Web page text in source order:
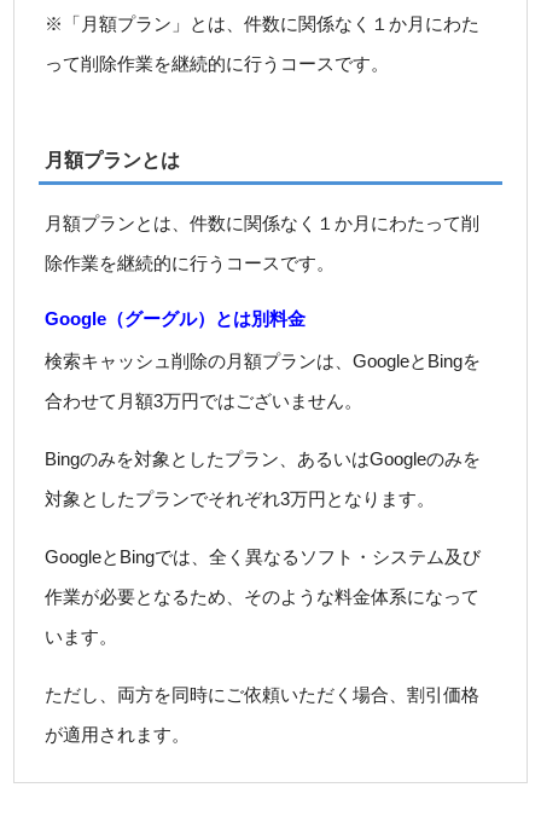
※「月額プラン」とは、件数に関係なく１か月にわた
って削除作業を継続的に行うコースです。
月額プランとは
月額プランとは、件数に関係なく１か月にわたって削
除作業を継続的に行うコースです。
Google（グーグル）とは別料金
検索キャッシュ削除の月額プランは、GoogleとBingを
合わせて月額3万円ではございません。
Bingのみを対象としたプラン、あるいはGoogleのみを
対象としたプランでそれぞれ3万円となります。
GoogleとBingでは、全く異なるソフト・システム及び
作業が必要となるため、そのような料金体系になって
います。
ただし、両方を同時にご依頼いただく場合、割引価格
が適用されます。